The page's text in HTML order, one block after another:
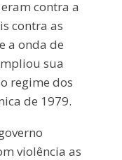
contra a
contra as
a onda de
sua
regime dos
de 1979.
violência as